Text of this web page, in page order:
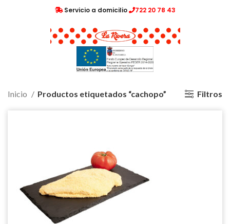
Servicio a domicilio 722 20 78 43
Inicio Productos etiquetados “cachopo” Filtros